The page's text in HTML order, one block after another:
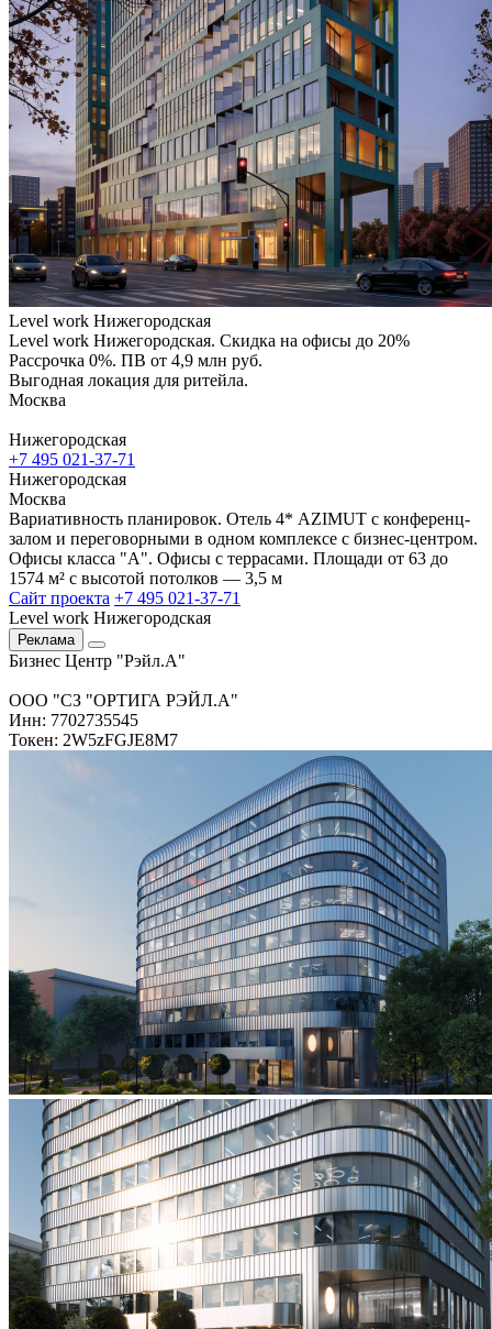
Level work Нижегородская
Level work Нижегородская. Скидка на офисы до 20%
Рассрочка 0%. ПВ от 4,9 млн руб.
Выгодная локация для ритейла.
Москва
Нижегородская
+7 495 021-37-71
Нижегородская
Москва
Вариативность планировок. Отель 4* AZIMUT с конференц-
залом и переговорными в одном комплексе с бизнес-центром.
Офисы класса "А". Офисы с террасами. Площади от 63 до
1574 м² с высотой потолков — 3,5 м
Сайт проекта +7 495 021-37-71
Level work Нижегородская
Реклама
Бизнес Центр "Рэйл.А"
ООО "СЗ "ОРТИГА РЭЙЛ.А"
Инн: 7702735545
Токен: 2W5zFGJE8M7